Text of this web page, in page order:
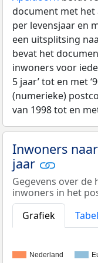
document met het
per levensjaar en
een uitsplitsing
bevat het
inwoners voor
5 jaar’ tot en met
(numerieke)
van 1998 tot en
Inwoners
jaar
Gegevens over
inwoners in het
Grafiek
Tabel
Nederland